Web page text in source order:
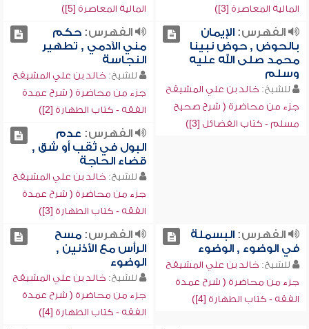
المالية المعاصرة [3]) المالية المعاصرة [5])
الفهرس:الإيمان
بالحوض , حوض نبينا
محمد صلى الله عليه
وسلم
للشيخ: خالد بن علي المشيقح
جزء من محاضرة ( شرح صحيح
مسلم - كتاب الفضائل [3])
الفهرس:حكم
مني الآدمي , تطهير
النجاسة
للشيخ: خالد بن علي المشيقح
جزء من محاضرة ( شرح عمدة
الفقه - كتاب الطهارة [2])
الفهرس: عدم
البول في ثقب أو شق ,
قضاء الحاجة
للشيخ: خالد بن علي المشيقح
جزء من محاضرة ( شرح عمدة
الفقه - كتاب الطهارة [3])
الفهرس:البسملة
في الوضوء , الوضوء
للشيخ: خالد بن علي المشيقح
جزء من محاضرة ( شرح عمدة
الفقه - كتاب الطهارة [4])
الفهرس:مسح
الرأس مع الأذنين ,
الوضوء
للشيخ: خالد بن علي المشيقح
جزء من محاضرة ( شرح عمدة
الفقه - كتاب الطهارة [4])